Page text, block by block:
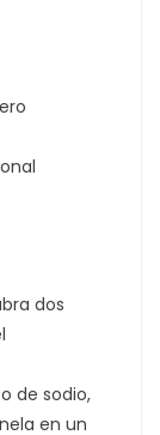
dos
de sodio,
en un